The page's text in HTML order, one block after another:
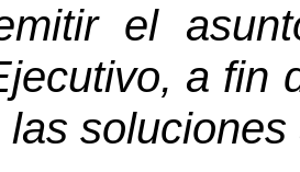
el
a fin